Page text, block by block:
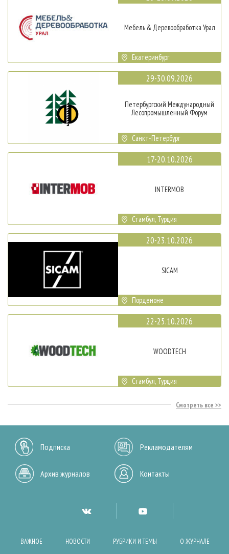
Мебель & Деревообработка Урал
Екатеринбург
29-30.09.2026
Петербургский Международный
Лесопромышленный Форум
Санкт-Петербург
17-20.10.2026
INTERMOB
Стамбул, Турция
20-23.10.2026
SICAM
Порденоне
22-25.10.2026
WOODTECH
Стамбул, Турция
Смотреть все
Подписка Рекламодателям
Архив журналов Контакты
ВАЖНОЕ НОВОСТИ РУБРИКИ И ТЕМЫ О ЖУРНАЛЕ